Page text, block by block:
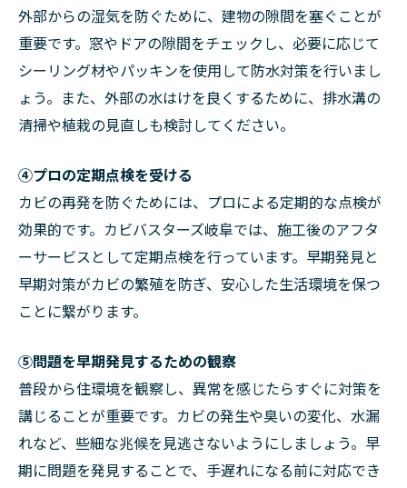
外部からの湿気を防ぐために、建物の隙間を塞ぐことが
重要です。窓やドアの隙間をチェックし、必要に応じて
シーリング材やパッキンを使用して防水対策を行いまし
ょう。また、外部の水はけを良くするために、排水溝の
清掃や植栽の見直しも検討してください。
④プロの定期点検を受ける
カビの再発を防ぐためには、プロによる定期的な点検が
効果的です。カビバスターズ岐阜では、施工後のアフタ
ーサービスとして定期点検を行っています。早期発見と
早期対策がカビの繁殖を防ぎ、安心した生活環境を保つ
ことに繋がります。
⑤問題を早期発見するための観察
普段から住環境を観察し、異常を感じたらすぐに対策を
講じることが重要です。カビの発生や臭いの変化、水漏
れなど、些細な兆候を見逃さないようにしましょう。早
期に問題を発見することで、手遅れになる前に対応でき